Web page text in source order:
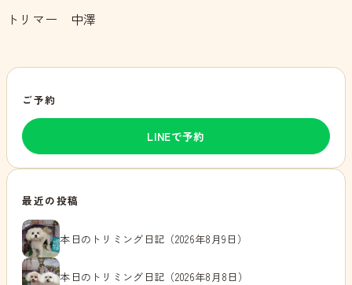
トリマー 中澤
ご予約
LINEで予約
最近の投稿
本日のトリミング日記（2026年8月9日）
本日のトリミング日記（2026年8月8日）